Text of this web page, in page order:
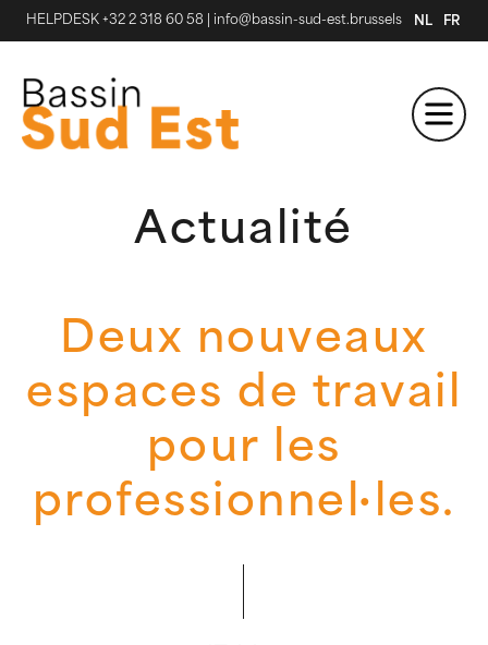
HELPDESK +32 2 318 60 58 info@bassin-sud-est.brussels NL FR
Actualité
Deux nouveaux
espaces de travail
pour les
professionnel·les.